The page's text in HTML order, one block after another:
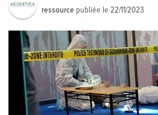
ressource publiée le22/11/2023